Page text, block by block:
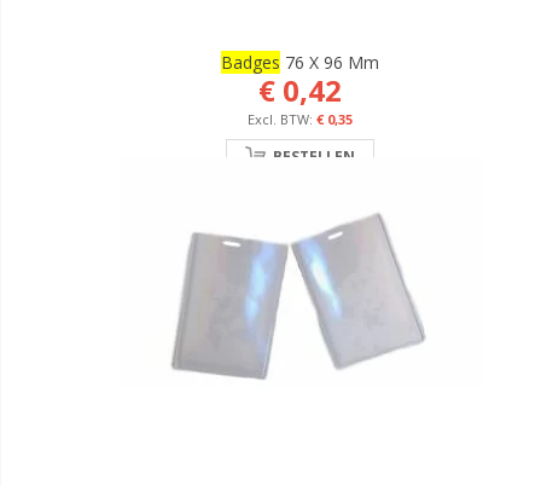
Badges 76 X 96 Mm
€ 0,42
€ 0,35
BESTELLEN